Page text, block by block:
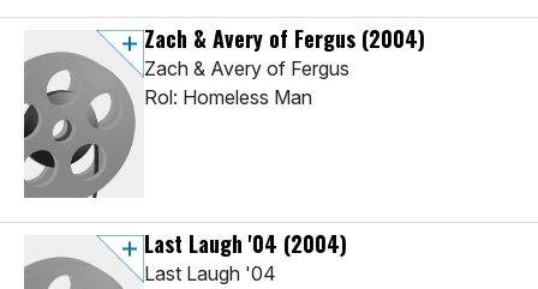
Zach & Avery of Fergus (2004)
Zach & Avery of Fergus
Rol: Homeless Man
Last Laugh '04 (2004)
Last Laugh '04